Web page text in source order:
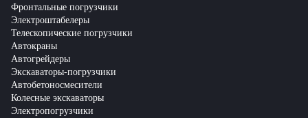
Фронтальные погрузчики
Электроштабелеры
Телескопические погрузчики
Автокраны
Автогрейдеры
Экскаваторы-погрузчики
Автобетоносмесители
Колесные экскаваторы
Электропогрузчики